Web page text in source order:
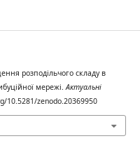
розподільчого складу в
мережі. Актуальні
10.5281/zenodo.20369950